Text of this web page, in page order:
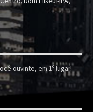
ouvinte, em 1º lugar!